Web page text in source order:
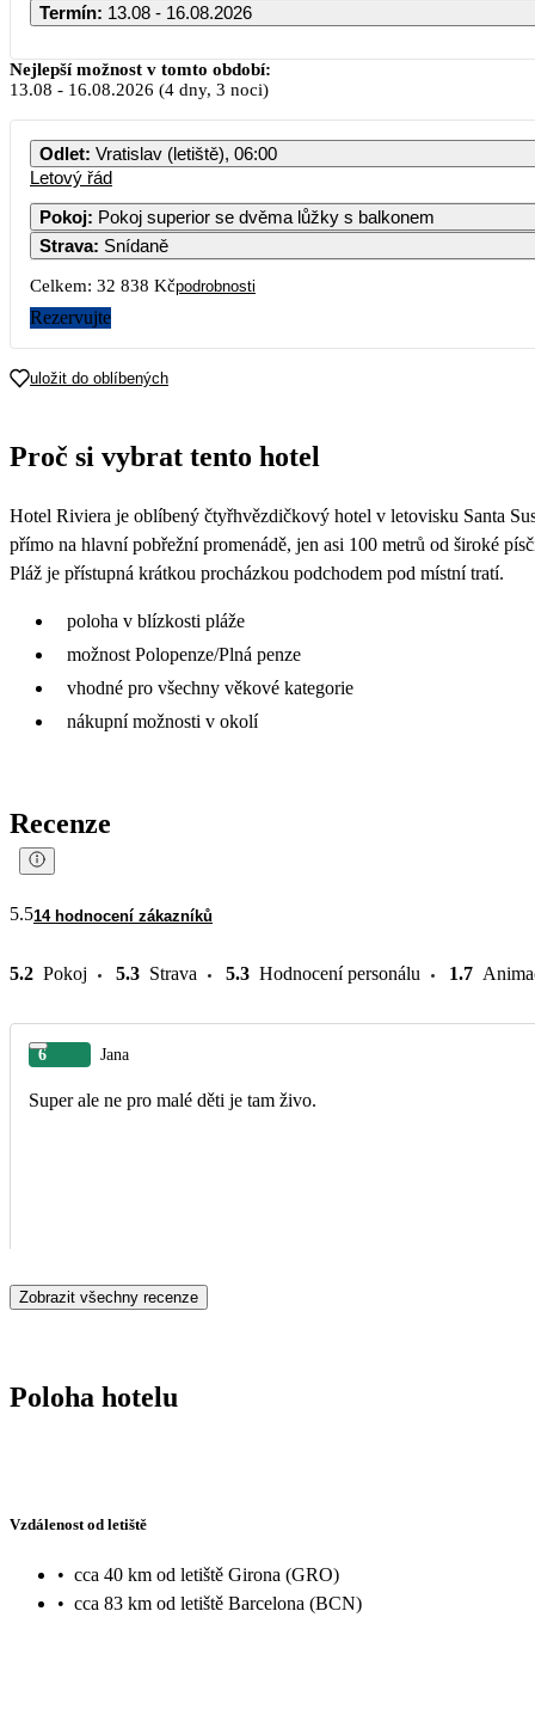
Termín: 13.08 - 16.08.2026
PO ÚT
15 659
Nejlepší možnost v tomto období:
13.08 - 16.08.2026 (4 dny, 3 noci)
Odlet: Vratislav (letiště), 06:00
Letový řád
Pokoj:
Pokoj superior se dvěma lůžky s balkonem
Strava: Snídaně
Celkem: 32 838 Kčpodrobnosti
Rezervujte
uložit do oblíbených
Proč si vybrat tento hotel
Hotel Riviera je oblíbený čtyřhvězdičkový hotel v letovisku Santa
přímo na hlavní pobřežní promenádě, jen asi 100 metrů od široké
Pláž je přístupná krátkou procházkou podchodem pod místní tratí.
poloha v blízkosti pláže
možnost Polopenze/Plná penze
vhodné pro všechny věkové kategorie
nákupní možnosti v okolí
Recenze
5.514 hodnocení zákazníků
5.2 Pokoj 5.3 Strava 5.3 Hodnocení personálu 1.7
6 Jana
Super ale ne pro malé děti je tam živo.
Zobrazit všechny recenze
Poloha hotelu
Vzdálenost od letiště
• cca 40 km od letiště Girona (GRO)
• cca 83 km od letiště Barcelona (BCN)